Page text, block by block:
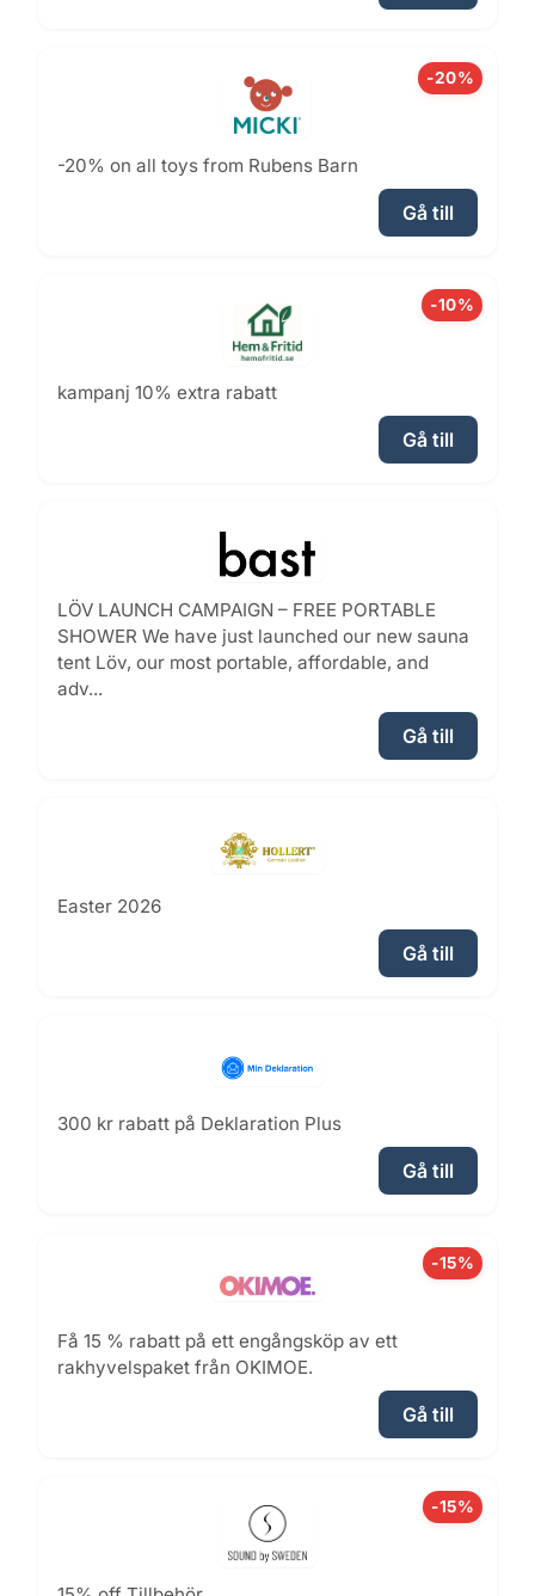
-20%
-20% on all toys from Rubens Barn
Gå till
-10%
kampanj 10% extra rabatt
Gå till
LÖV LAUNCH CAMPAIGN – FREE PORTABLE
SHOWER We have just launched our new sauna
tent Löv, our most portable, affordable, and
adv...
Gå till
Easter 2026
Gå till
300 kr rabatt på Deklaration Plus
Gå till
-15%
Få 15 % rabatt på ett engångsköp av ett
rakhyvelspaket från OKIMOE.
Gå till
-15%